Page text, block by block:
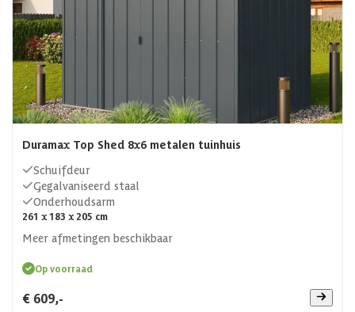
Duramax Top Shed 8x6 metalen tuinhuis
Schuifdeur
Gegalvaniseerd staal
Onderhoudsarm
261 x 183 x 205 cm
Meer afmetingen beschikbaar
Op voorraad
€ 609,-